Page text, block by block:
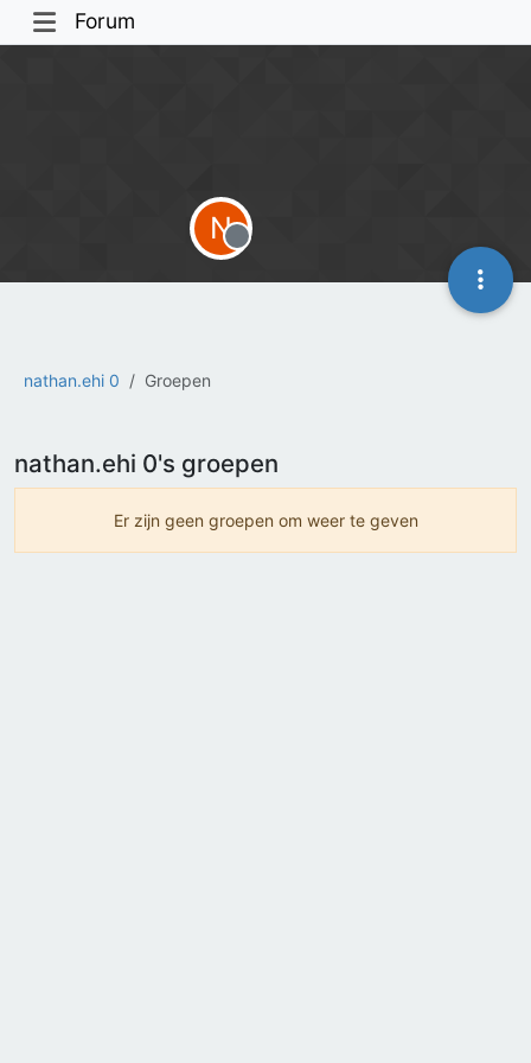
Forum
nathan.ehi 0 Groepen
N
Offline
nathan.ehi 0's groepen
Er zijn geen groepen om weer te geven